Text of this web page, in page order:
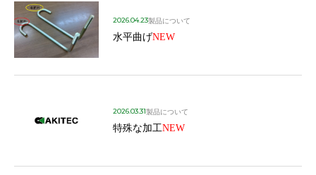
2026.04.23製品について
水平曲げNEW
2026.03.31製品について
特殊な加工NEW